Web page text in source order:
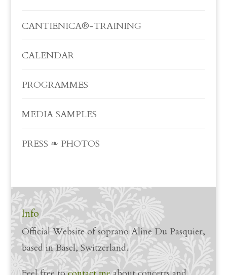
CANTIENICA®-TRAINING
CALENDAR
PROGRAMMES
MEDIA SAMPLES
PRESS ❧ PHOTOS
Info
Official Website of soprano Aline Du Pasquier,
based in Basel, Switzerland.